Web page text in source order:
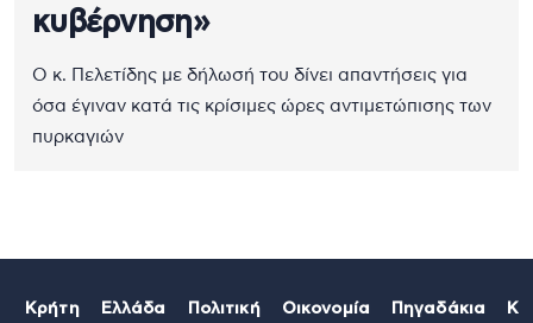
κυβέρνηση»
Ο κ. Πελετίδης με δήλωσή του δίνει απαντήσεις για
όσα έγιναν κατά τις κρίσιμες ώρες αντιμετώπισης των
πυρκαγιών
Κρήτη Ελλάδα Πολιτική Οικονομία Πηγαδάκια